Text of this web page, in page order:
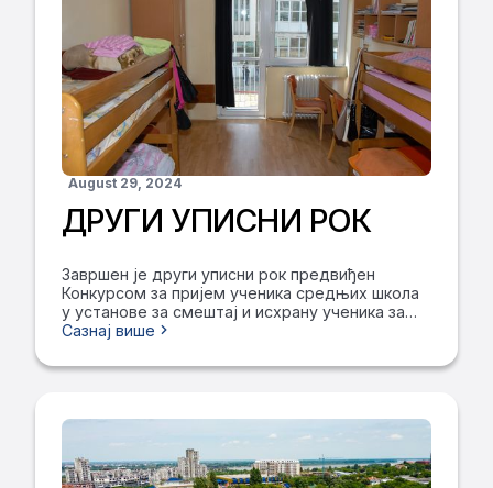
August 29, 2024
ДРУГИ УПИСНИ РОК
Завршен је други уписни рок предвиђен
Конкурсом за пријем ученика средњих школа
у установе за смештај и исхрану ученика за
школску 2024/2025. годину, који је расписало
Листа примљених девојчица и дечака је
Конкурсом. Девојчице 1. Сремчевић Викторија
2. Милутинов Дуња 3. Мариновић Бојана 4.
Опалић Теодора 5. Илијева Тамара Дечаци 1.
Остојић Константин 2. Којић Михајло 3. Леро
Сазнај више